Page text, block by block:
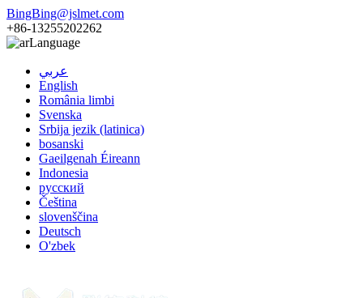
BingBing@jslmet.com
+86-13255202262
Language
عربي
English
România limbi
Svenska
Srbija jezik (latinica)
bosanski
Gaeilgenah Éireann
Indonesia
русский
Čeština
slovenščina
Deutsch
O'zbek